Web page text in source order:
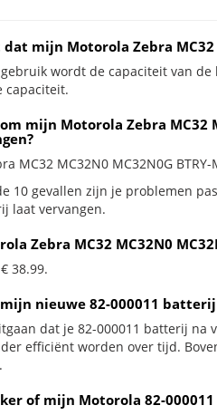
mijn Motorola Zebra
wordt de capaciteit van
capaciteit.
mijn Motorola Zebra MC32
MC32 MC32N0 MC32N0G
10 gevallen zijn je problemen
laat vervangen.
Zebra MC32 MC32N0
38.99.
nieuwe 82-000011
dat je 82-000011 batterij
efficiënt worden over tijd.
of mijn Motorola 82-